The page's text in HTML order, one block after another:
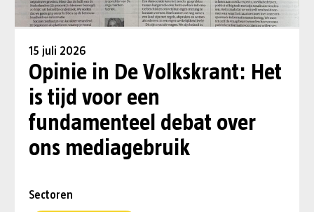
15 juli 2026
Opinie in De Volkskrant: Het
is tijd voor een
fundamenteel debat over
ons mediagebruik
Sectoren